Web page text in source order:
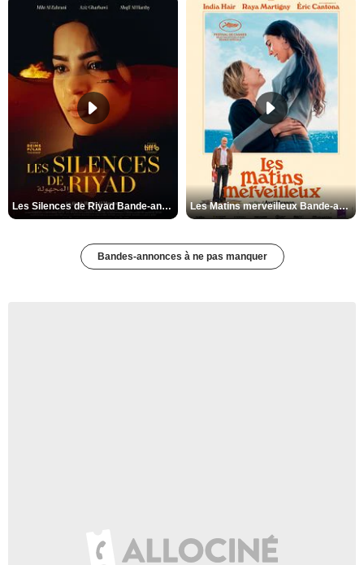
Les Silences de Riyad Bande-annonce VO STFR Les Matins merveilleux Bande-annonce VF
Bandes-annonces à ne pas manquer